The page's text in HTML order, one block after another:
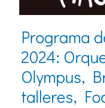
Programa
2024:
Olympus,
talleres,